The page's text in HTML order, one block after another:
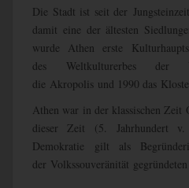
Die Stadt ist seit der
damit eine der ältesten
wurde Athen erste
des Weltkulturerbes der
die Akropolis und 1990 das
Athen war in der klassischen
dieser Zeit (5. Jahrhundert v.
Demokratie gilt als
der Volkssouveränität